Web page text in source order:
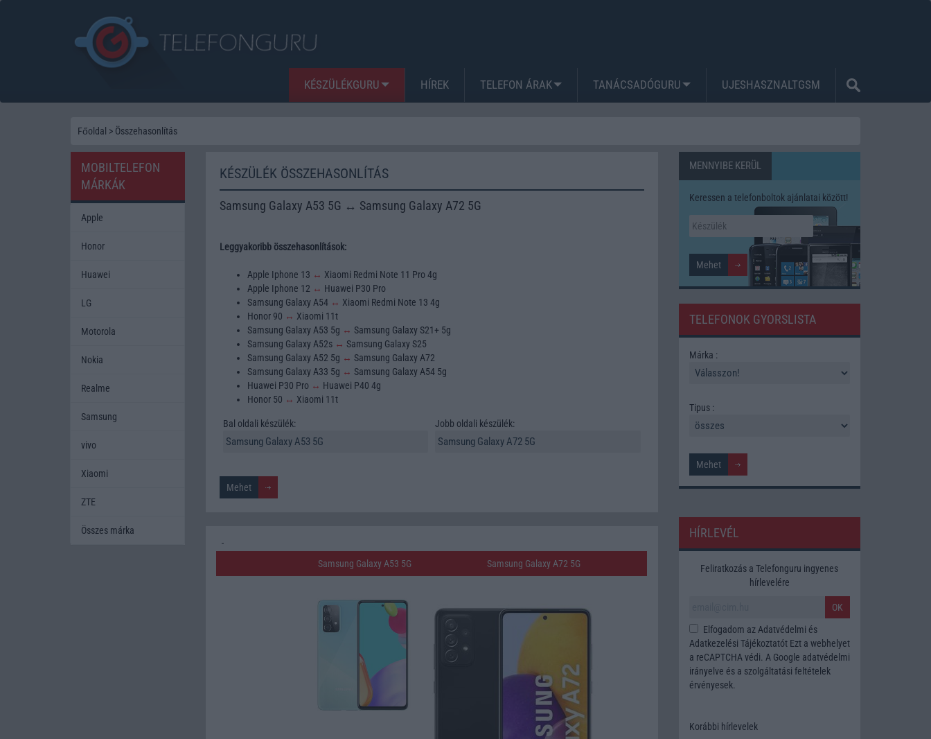
KÉSZÜLÉKGURU HÍREK TELEFON ÁRAK TANÁCSADÓGURU UJESHASZNALTGSM
Főoldal > Összehasonlítás
KÉSZÜLÉK ÖSSZEHASONLÍTÁS
Samsung Galaxy A53 5G ↔ Samsung Galaxy A72 5G
Leggyakoribb összehasonlítások:
Apple Iphone 13 ↔ Xiaomi Redmi Note 11 Pro 4g
Apple Iphone 12 ↔ Huawei P30 Pro
Samsung Galaxy A54 ↔ Xiaomi Redmi Note 13 4g
Honor 90 ↔ Xiaomi 11t
Samsung Galaxy A53 5g ↔ Samsung Galaxy S21+ 5g
Samsung Galaxy A52s ↔ Samsung Galaxy S25
Samsung Galaxy A52 5g ↔ Samsung Galaxy A72
Samsung Galaxy A33 5g ↔ Samsung Galaxy A54 5g
Huawei P30 Pro ↔ Huawei P40 4g
Honor 50 ↔ Xiaomi 11t
Bal oldali készülék: Jobb oldali készülék:
Samsung Galaxy A53 5G Samsung Galaxy A72 5G
MENNYIBE KERÜL
Keressen a telefonboltok ajánlatai között!
TELEFONOK GYORSLISTA
Márka :
Tipus :
HÍRLEVÉL
Feliratkozás a Telefonguru ingyenes
hírlevelére
OK
Elfogadom az Adatvédelmi és
Adatkezelési TájékoztatótEzt a webhelyet
a reCAPTCHA védi. A Google adatvédelmi
irányelve és a szolgáltatási feltételek
érvényesek.
Korábbi hírlevelek
MOBILTELEFON
MÁRKÁK
Apple
Honor
Huawei
LG
Motorola
Nokia
Realme
Samsung
vivo
Xiaomi
ZTE
Összes márka